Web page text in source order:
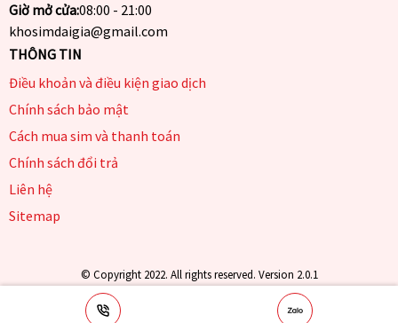
Giờ mở cửa:08:00 - 21:00
khosimdaigia@gmail.com
THÔNG TIN
Điều khoản và điều kiện giao dịch
Chính sách bảo mật
Cách mua sim và thanh toán
Chính sách đổi trả
Liên hệ
Sitemap
© Copyright 2022. All rights reserved. Version 2.0.1